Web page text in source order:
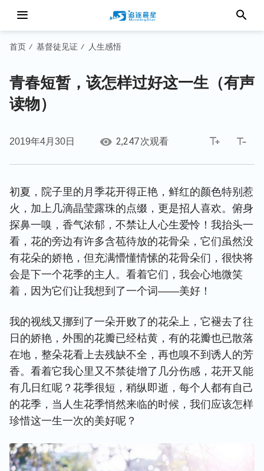
首页 / 基督徒见证 / 人生感悟
青春短暂，该怎样过好这一生（有声
读物）
2019年4月30日 2,247次观看
初夏，院子里的月季花开得正艳，鲜红的颜色特别惹
火，加上几滴晶莹露珠的点缀，更是招人喜欢。俯身
探鼻一嗅，香气浓郁，不禁让人心生爱怜！我抬头一
看，花的旁边有许多含苞待放的花骨朵，它们虽然没
有花朵的娇艳，但充满懵懂情愫的花骨朵们，很快将
会是下一个花季的主人。看着它们，我会心地微笑
着，因为它们让我想到了一个词——美好！
我的视线又挪到了一朵开败了的花朵上，它褪去了往
日的娇艳，外围的花瓣已经枯黄，有的花瓣也已散落
在地，整朵花看上去残缺不全，再也嗅不到诱人的芳
香。看着它我心里又不禁徒增了几分伤感，花开又能
有几日红呢？花季很短，稍纵即逝，每个人都有自己
的花季，当人生花季悄然来临的时候，我们应该怎样
珍惜这一生一次的美好呢？